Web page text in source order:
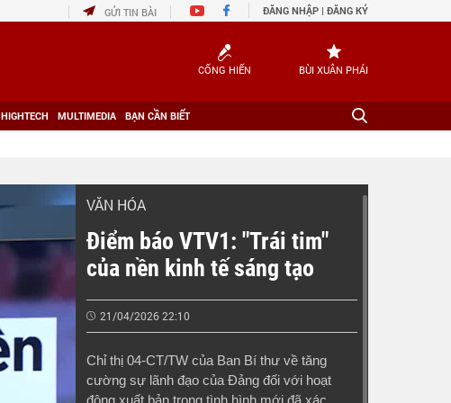
GỬI TIN BÀI ĐĂNG NHẬP | ĐĂNG KÝ
CỐNG HIẾN BÙI XUÂN PHÁI
HIGHTECH MULTIMEDIA BẠN CẦN BIẾT
VĂN HÓA
Điểm báo VTV1: "Trái tim"
của nền kinh tế sáng tạo
21/04/2026 22:10
Chỉ thị 04-CT/TW của Ban Bí thư về tăng
cường sự lãnh đạo của Đảng đối với hoạt
động xuất bản trong tình hình mới đã xác